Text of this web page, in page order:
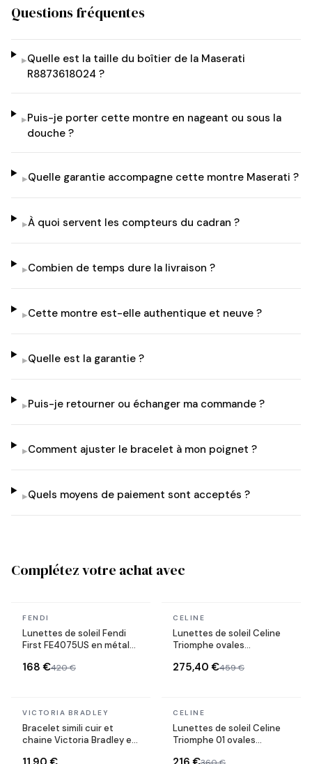
Questions fréquentes
▸Quelle est la taille du boîtier de la Maserati
R8873618024 ?
▸Puis-je porter cette montre en nageant ou sous la
douche ?
▸Quelle garantie accompagne cette montre Maserati ?
▸À quoi servent les compteurs du cadran ?
▸Combien de temps dure la livraison ?
▸Cette montre est-elle authentique et neuve ?
▸Quelle est la garantie ?
▸Puis-je retourner ou échanger ma commande ?
▸Comment ajuster le bracelet à mon poignet ?
▸Quels moyens de paiement sont acceptés ?
Complétez votre achat avec
En stock
FENDI
Lunettes de soleil Fendi
First FE4075US en métal
168 €420 €
En stock
CELINE
Lunettes de soleil Celine
Triomphe ovales
275,40 €459 €
En stock
VICTORIA BRADLEY
Bracelet simili cuir et
chaine Victoria Bradley en
En stock
CELINE
Lunettes de soleil Celine
Triomphe 01 ovales